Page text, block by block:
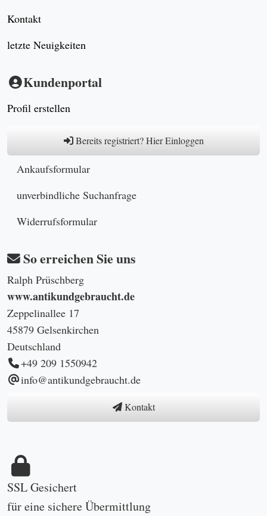
Kontakt
letzte Neuigkeiten
Kundenportal
Profil erstellen
Bereits registriert? Hier Einloggen
Ankaufsformular
unverbindliche Suchanfrage
Widerrufsformular
So erreichen Sie uns
Ralph Prüschberg
www.antikundgebraucht.de
Zeppelinallee 17
45879 Gelsenkirchen
Deutschland
+49 209 1550942
info@antikundgebraucht.de
Kontakt
SSL Gesichert
für eine sichere Übermittlung